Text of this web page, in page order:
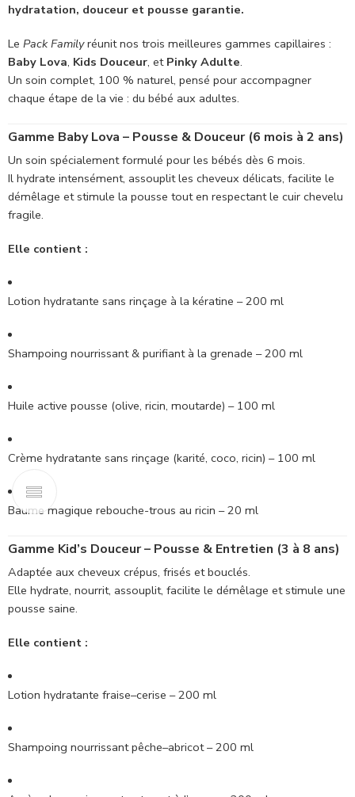
hydratation, douceur et pousse garantie.
Le Pack Familyréunit nos trois meilleures gammes capillaires :
Baby Lova, Kids Douceur, et Pinky Adulte.
Un soin complet, 100 % naturel, pensé pour accompagner
chaque étape de la vie : du bébé aux adultes.
Gamme Baby Lova – Pousse & Douceur (6 mois à 2 ans)
Un soin spécialement formulé pour les bébés dès 6 mois.
Il hydrate intensément, assouplit les cheveux délicats, facilite le
démêlage et stimule la pousse tout en respectant le cuir chevelu
fragile.
Elle contient :
Lotion hydratante sans rinçage à la kératine – 200 ml
Shampoing nourrissant & purifiant à la grenade – 200 ml
Huile active pousse (olive, ricin, moutarde) – 100 ml
Crème hydratante sans rinçage (karité, coco, ricin) – 100 ml
Baume magique rebouche-trous au ricin – 20 ml
Gamme Kid’s Douceur – Pousse & Entretien (3 à 8 ans)
Adaptée aux cheveux crépus, frisés et bouclés.
Elle hydrate, nourrit, assouplit, facilite le démêlage et stimule une
pousse saine.
Elle contient :
Lotion hydratante fraise–cerise – 200 ml
Shampoing nourrissant pêche–abricot – 200 ml